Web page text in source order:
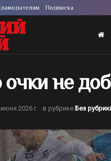
Подписка
не
2026 г. в рубрике Без